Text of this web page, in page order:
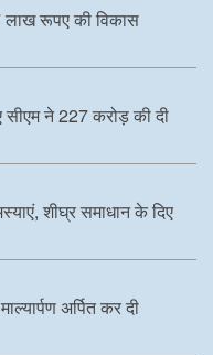
लाख रूपए की विकास
सीएम ने 227 करोड़ की दी
शीघ्र समाधान के दिए
अर्पित कर दी